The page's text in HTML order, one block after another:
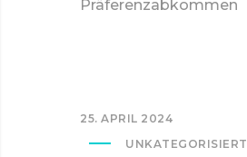
Präferenzabkommen
25. APRIL 2024
UNKATEGORISIERT